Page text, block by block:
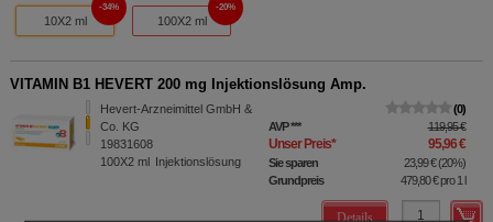
10X2 ml
34%
100X2 ml
20%
VITAMIN B1 HEVERT 200 mg Injektionslösung Amp.
Hevert-Arzneimittel GmbH &
Co. KG
19831608
100X2 ml Injektionslösung
0
AVP*** 119,95 €
Unser Preis* 95,96 €
Sie sparen 23,99 €(20%)
Grundpreis
479,80 €pro 1 l
Details